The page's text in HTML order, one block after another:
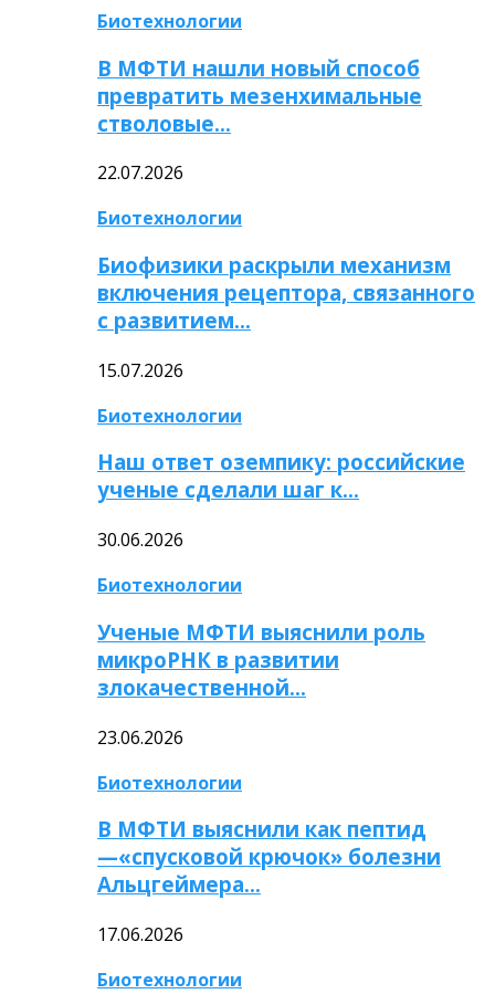
Биотехнологии
В МФТИ нашли новый способ
превратить мезенхимальные
стволовые…
22.07.2026
Биотехнологии
Биофизики раскрыли механизм
включения рецептора, связанного
с развитием…
15.07.2026
Биотехнологии
Наш ответ оземпику: российские
ученые сделали шаг к…
30.06.2026
Биотехнологии
Ученые МФТИ выяснили роль
микроРНК в развитии
злокачественной…
23.06.2026
Биотехнологии
В МФТИ выяснили как пептид
—«спусковой крючок» болезни
Альцгеймера…
17.06.2026
Биотехнологии